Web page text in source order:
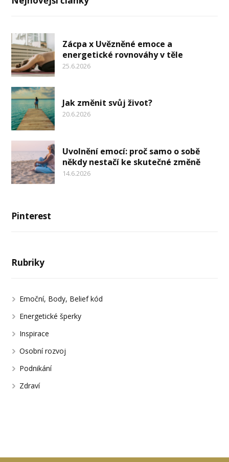
Zácpa x Uvězněné emoce a
energetické rovnováhy v těle
25.6.2026
Jak změnit svůj život?
20.6.2026
Uvolnění emocí: proč samo o sobě
někdy nestačí ke skutečné změně
14.6.2026
Pinterest
Rubriky
Emoční, Body, Belief kód
Energetické šperky
Inspirace
Osobní rozvoj
Podnikání
Zdraví